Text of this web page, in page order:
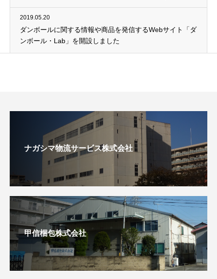
2019.05.20
ダンボールに関する情報や商品を発信するWebサイト「ダ
ンボール・Lab」を開設しました
ナガシマ物流サービス株式会社
甲信梱包株式会社